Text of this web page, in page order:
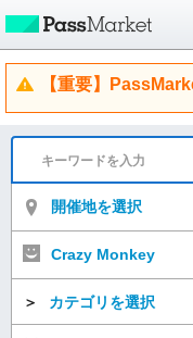
【重要】
開催地を選択
Crazy Monkey
＞ カテゴリを選択